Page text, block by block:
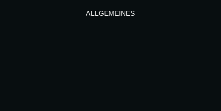
ALLGEMEINES